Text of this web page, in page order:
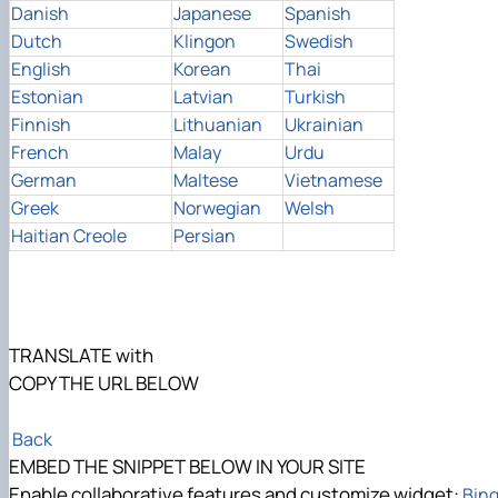
Danish
Japanese
Spanish
Dutch
Klingon
Swedish
English
Korean
Thai
Estonian
Latvian
Turkish
Finnish
Lithuanian
Ukrainian
French
Malay
Urdu
German
Maltese
Vietnamese
Greek
Norwegian
Welsh
Haitian Creole
Persian
TRANSLATE with
COPY THE URL BELOW
Back
EMBED THE SNIPPET BELOW IN YOUR SITE